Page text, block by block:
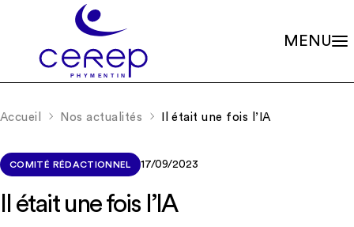
MENU
L'association
Gouvernance
Établissements
Démarche qualité
Partenariats
Notre éthique
Missions
Le soin psychique
Les soins en accueils de jour
Les soins en centres de consultations
Accueil Nos actualités Il était une fois l’IA
COMITÉ RÉDACTIONNEL 17/09/2023
Il était une fois l’IA